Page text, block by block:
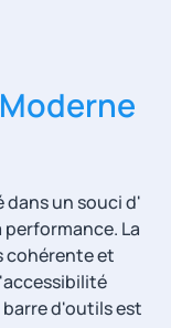
dans un souci d'
La
cohérente et
barre d'outils est